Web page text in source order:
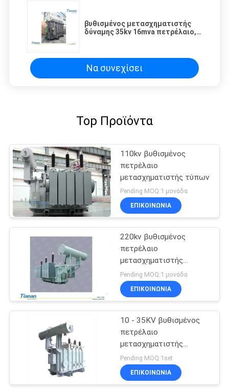
βυθισμένος μετασχηματιστής
δύναμης 35kv 16mva πετρέλαιο,
Να συνεχίσει
Top Προϊόντα
110kv βυθισμένος
πετρέλαιο
μετασχηματιστής τύπων
Pending MOQ:1 μονάδα
ΕΠΙΚΟΙΝΩΝΊΑ
220kv βυθισμένος
πετρέλαιο
μετασχηματιστής
δύναμης
Pending MOQ:1 μονάδα
ΕΠΙΚΟΙΝΩΝΊΑ
10 - 35KV βυθισμένος
πετρέλαιο
μετασχηματιστής
δύναμης
Pending MOQ:1set
ΕΠΙΚΟΙΝΩΝΊΑ